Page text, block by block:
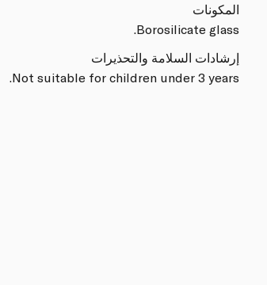
المكونات
Borosilicate glass.
إرشادات السلامة والتحذيرات
Not suitable for children under 3 years.